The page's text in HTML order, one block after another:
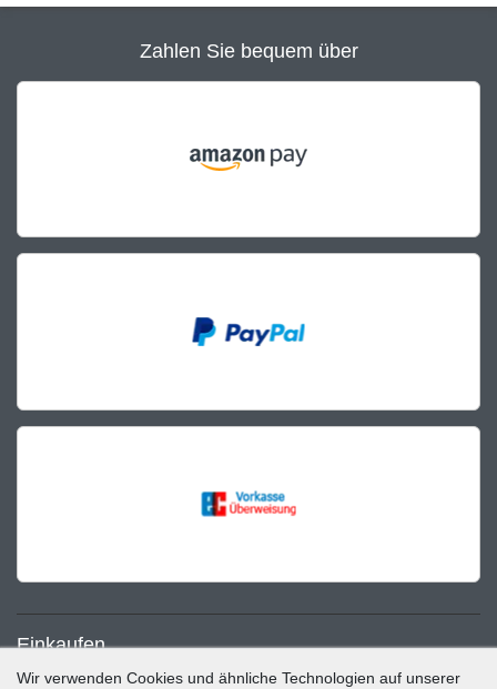
Zahlen Sie bequem über
Einkaufen
Wir verwenden Cookies und ähnliche Technologien auf unserer